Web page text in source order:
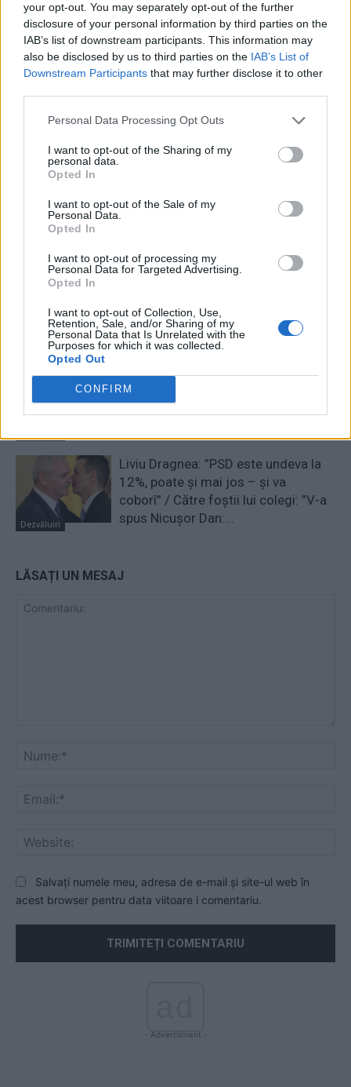
your opt-out. You may separately opt-out of the further
disclosure of your personal information by third parties on the
IAB’s list of downstream participants. This information may
also be disclosed by us to third parties on the IAB’s List of
Downstream Participants that may further disclose it to other
Personal Data Processing Opt Outs
I want to opt-out of the Sharing of my
personal data.
Opted In
I want to opt-out of the Sale of my
Personal Data.
Opted In
I want to opt-out of processing my
Personal Data for Targeted Advertising.
Opted In
I want to opt-out of Collection, Use,
Retention, Sale, and/or Sharing of my
Personal Data that Is Unrelated with the
Purposes for which it was collected.
Opted Out
CONFIRM
Redacţia
RELATED ARTICLES
Dezvăluiri
Puric într-o biserică din München:
este impenetrabilă”
carte a lui Dungaciu, la Chișinău:
”diplomați”, agenți GRU, oamenii lui
Dezvăluiri
Liviu Dragnea: ”PSD este undeva la
12%, poate și mai jos – și va
coborî” / Către foștii lui colegi: ”V-a
spus Nicușor Dan:...
LĂSAȚI UN MESAJ
Salvați numele meu, adresa de e-mail și site-ul web în
acest browser pentru data viitoare i comentariu.
- Advertisment -